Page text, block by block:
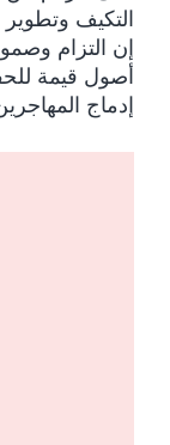
التكيف وتطوير
إن التزام
أصول قيمة
إدماج